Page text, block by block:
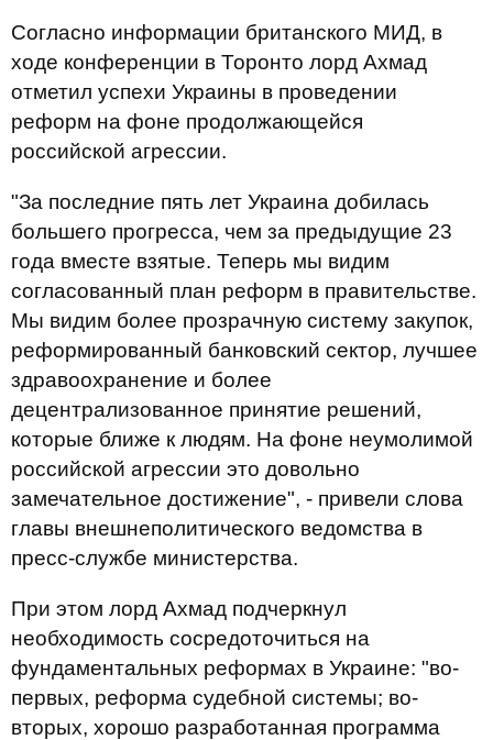
Согласно информации британского МИД, в
ходе конференции в Торонто лорд Ахмад
отметил успехи Украины в проведении
реформ на фоне продолжающейся
российской агрессии.
"За последние пять лет Украина добилась
большего прогресса, чем за предыдущие 23
года вместе взятые. Теперь мы видим
согласованный план реформ в правительстве.
Мы видим более прозрачную систему закупок,
реформированный банковский сектор, лучшее
здравоохранение и более
децентрализованное принятие решений,
которые ближе к людям. На фоне неумолимой
российской агрессии это довольно
замечательное достижение", - привели слова
главы внешнеполитического ведомства в
пресс-службе министерства.
При этом лорд Ахмад подчеркнул
необходимость сосредоточиться на
фундаментальных реформах в Украине: "во-
первых, реформа судебной системы; во-
вторых, хорошо разработанная программа